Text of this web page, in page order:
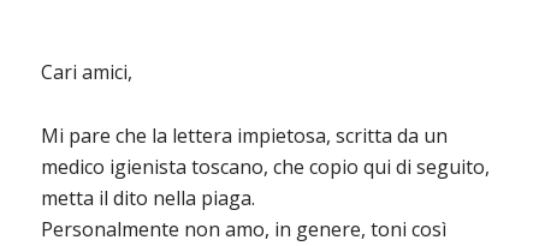
Cari amici,
Mi pare che la lettera impietosa, scritta da un
medico igienista toscano, che copio qui di seguito,
metta il dito nella piaga.
Personalmente non amo, in genere, toni così